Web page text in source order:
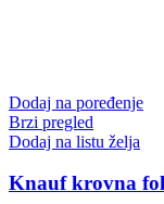
Dodaj na poređenje
Brzi pregled
Dodaj na listu želja
Knauf krovna